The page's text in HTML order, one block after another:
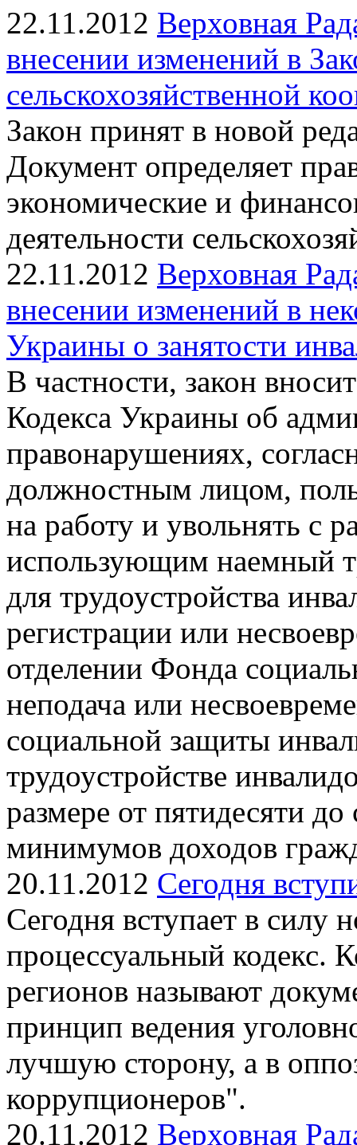
22.11.2012 Верховная
внесении изменений в
сельскохозяйственной
Закон принят в новой
Документ определяет
экономические и
деятельности
22.11.2012 Верховная
внесении изменений в
Украины о занятости
В частности, закон
Кодекса Украины об
правонарушениях,
должностным лицом,
на работу и увольнять с
использующим наемный
для трудоустройства
регистрации или
отделении Фонда
неподача или
социальной защиты
трудоустройстве
размере от пятидесяти
минимумов доходов
20.11.2012 Сегодня
Сегодня вступает в силу
процессуальный кодекс.
регионов называют
принцип ведения
лучшую сторону, а в
коррупционеров".
20.11.2012 Верховная